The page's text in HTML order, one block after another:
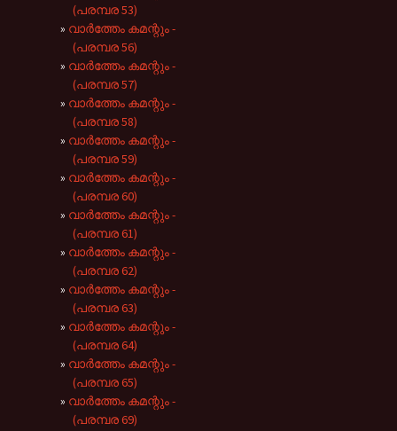
(പരമ്പര 53)
വാർത്തേം കമന്റും -
(പരമ്പര 56)
വാർത്തേം കമന്റും -
(പരമ്പര 57)
വാർത്തേം കമന്റും -
(പരമ്പര 58)
വാർത്തേം കമന്റും -
(പരമ്പര 59)
വാർത്തേം കമന്റും -
(പരമ്പര 60)
വാർത്തേം കമന്റും -
(പരമ്പര 61)
വാർത്തേം കമന്റും -
(പരമ്പര 62)
വാർത്തേം കമന്റും -
(പരമ്പര 63)
വാർത്തേം കമന്റും -
(പരമ്പര 64)
വാർത്തേം കമന്റും -
(പരമ്പര 65)
വാർത്തേം കമന്റും -
(പരമ്പര 69)